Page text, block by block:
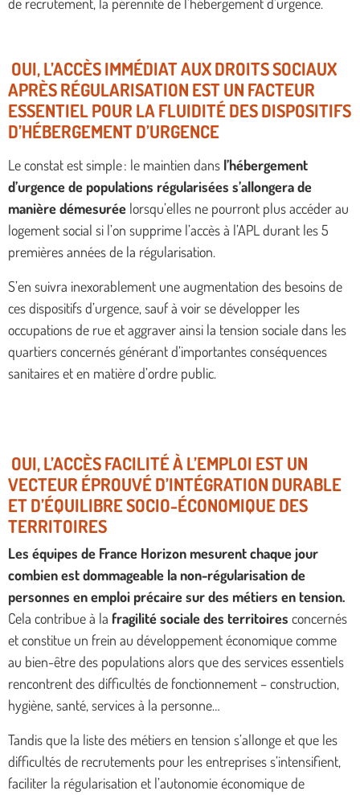
OUI, L’ACCÈS IMMÉDIAT AUX DROITS SOCIAUX
APRÈS RÉGULARISATION EST UN FACTEUR
ESSENTIEL POUR LA FLUIDITÉ DES DISPOSITIFS
D’HÉBERGEMENT D’URGENCE
Le constat est simple : le maintien dans l’hébergement
d’urgence de populations régularisées s’allongera de
manière démesurée lorsqu’elles ne pourront plus accéder au
logement social si l’on supprime l’accès à l’APL durant les 5
premières années de la régularisation.
S’en suivra inexorablement une augmentation des besoins de
ces dispositifs d’urgence, sauf à voir se développer les
occupations de rue et aggraver ainsi la tension sociale dans les
quartiers concernés générant d’importantes conséquences
sanitaires et en matière d’ordre public.
OUI, L’ACCÈS FACILITÉ À L’EMPLOI EST UN
VECTEUR ÉPROUVÉ D’INTÉGRATION DURABLE
ET D’ÉQUILIBRE SOCIO-ÉCONOMIQUE DES
TERRITOIRES
Les équipes de France Horizon mesurent chaque jour
combien est dommageable la non-régularisation de
personnes en emploi précaire sur des métiers en tension.
Cela contribue à la fragilité sociale des territoires concernés
et constitue un frein au développement économique comme
au bien-être des populations alors que des services essentiels
rencontrent des difficultés de fonctionnement – construction,
hygiène, santé, services à la personne…
Tandis que la liste des métiers en tension s’allonge et que les
difficultés de recrutements pour les entreprises s’intensifient,
faciliter la régularisation et l’autonomie économique de